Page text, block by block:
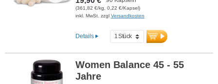
(361,82 €/kg, 0,22 €/Kapsel)
inkl. MwSt. zzgl Versandkosten
Details
Women Balance 45 - 55
Jahre